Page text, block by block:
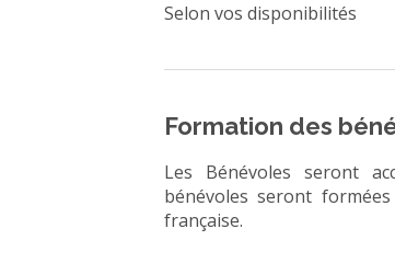
Selon vos disponibilités
Formation des
Les Bénévoles seront
bénévoles seront
française.